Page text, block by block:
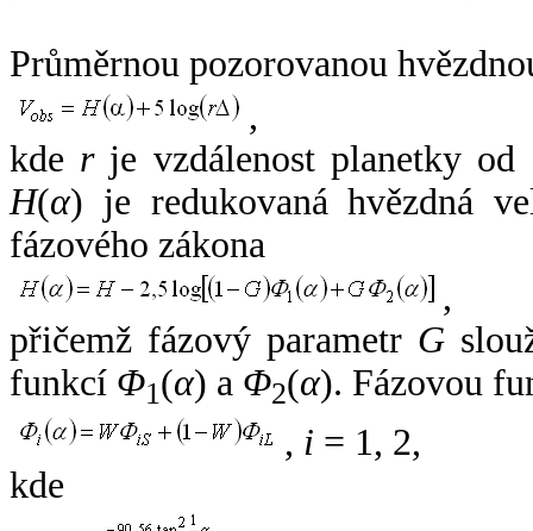
Průměrnou pozorovanou
,
kde rje vzdálenost planetky od
H(α) je redukovaná hvězdná
fázového zákona
,
přičemž fázový parametr G
funkcí Φ1(α) a Φ2(α). Fázovou
, i = 1, 2,
kde